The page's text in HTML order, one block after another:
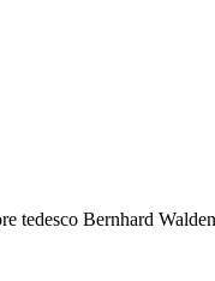
tedesco Bernhard